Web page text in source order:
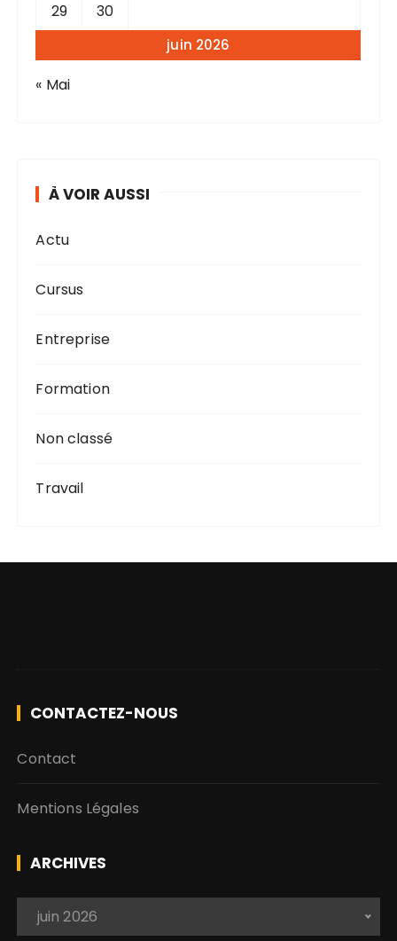
juin 2026
29
30
« Mai
À VOIR AUSSI
Actu
Cursus
Entreprise
Formation
Non classé
Travail
CONTACTEZ-NOUS
Contact
Mentions Légales
ARCHIVES
juin 2026